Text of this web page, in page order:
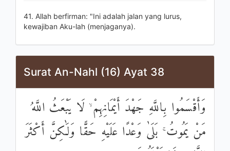
41. Allah berfirman: "Ini adalah jalan yang lurus,
kewajiban Aku-lah (menjaganya).
Surat An-Nahl (16) Ayat 38
وَأَقْسَمُوا بِاللَّهِ جَهْدَ أَيْمَانِهِمْ ۙ لَا يَبْعَثُ اللَّهُ
مَنْ يَمُوتُ ۚ بَلَىٰ وَعْدًا عَلَيْهِ حَقًّا وَلَٰكِنَّ أَكْثَرَ